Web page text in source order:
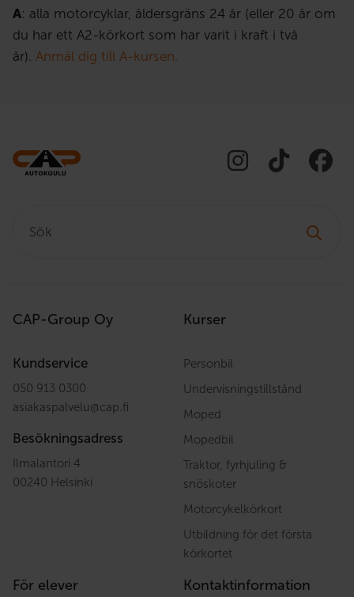
A: alla motorcyklar, åldersgräns 24 år (eller 20 år om
du har ett A2-körkort som har varit i kraft i två
år). Anmäl dig till A-kursen.
CAP-Group Oy
Kundservice
050 913 0300
asiakaspalvelu@cap.fi
Besökningsadress
Ilmalantori 4
00240 Helsinki
Kurser
Personbil
Undervisningstillstånd
Moped
Mopedbil
Traktor, fyrhjuling &
snöskoter
Motorcykelkörkort
Utbildning för det första
körkortet
För elever Kontaktinformation